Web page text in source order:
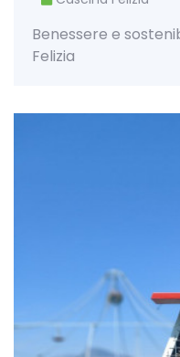
Benessere e
Felizia